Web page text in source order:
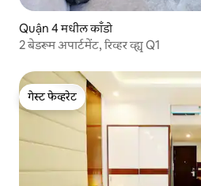
Quận 4 मधील काँडो
2 बेडरूम अपार्टमेंट, रिव्हर व्ह्यू Q1
गेस्ट फेव्हरेट
गेस्ट फेव्हरेट